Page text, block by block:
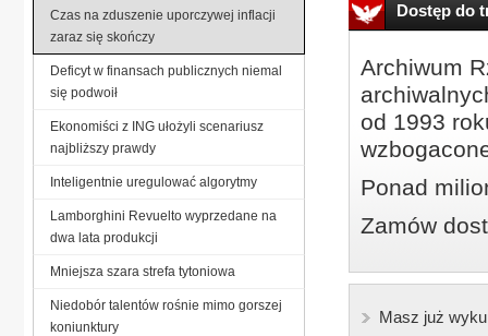
Dostęp do
Archiwum
od 1993
Ponad
Zamów
Masz już
Czas na zduszenie uporczywej inflacji
zaraz się skończy
Deficyt w finansach publicznych niemal
się podwoił
Ekonomiści z ING ułożyli scenariusz
najbliższy prawdy
Inteligentnie uregulować algorytmy
Lamborghini Revuelto wyprzedane na
dwa lata produkcji
Mniejsza szara strefa tytoniowa
Niedobór talentów rośnie mimo gorszej
koniunktury